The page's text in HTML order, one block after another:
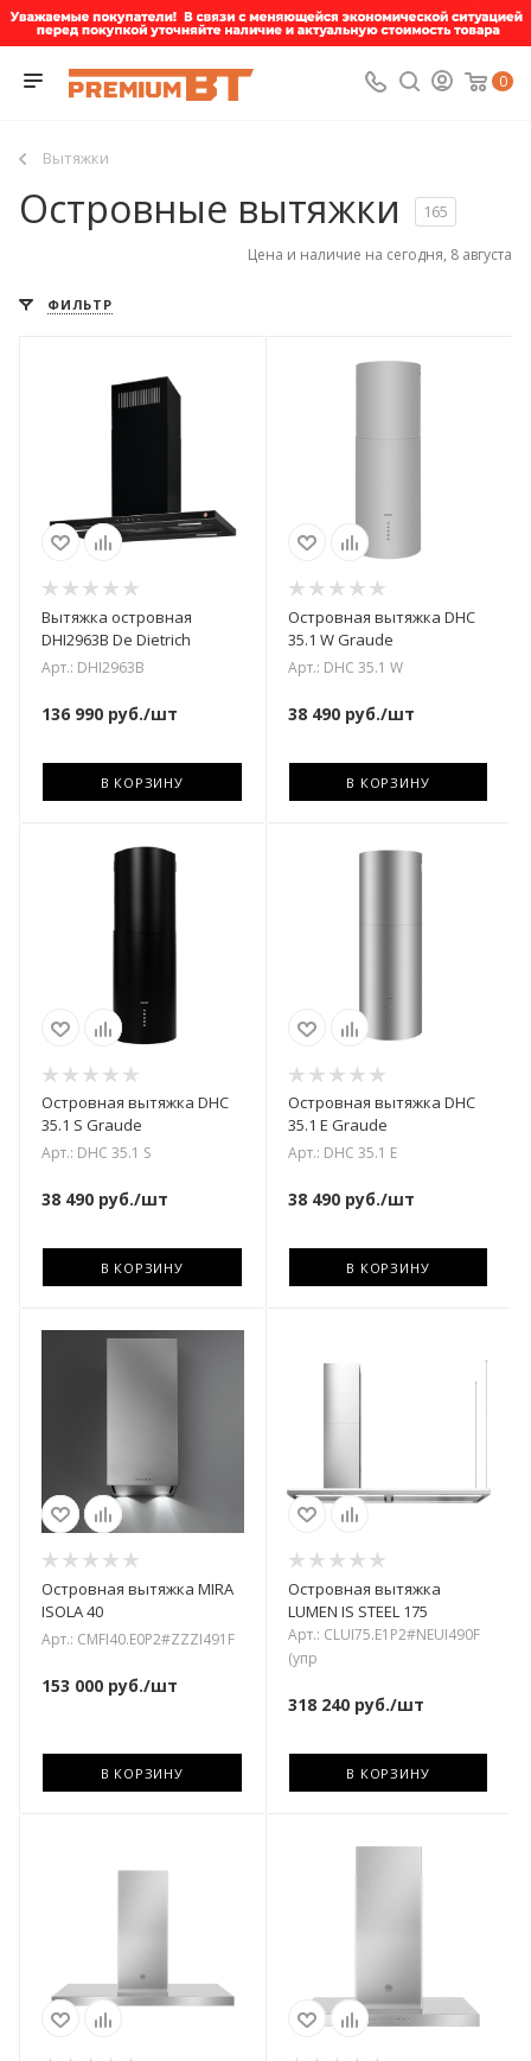
0
Вытяжки
Островные вытяжки 165
Цена и наличие на сегодня, 8 августа
ФИЛЬТР
Вытяжка островная
DHI2963B De Dietrich
Арт.: DHI2963B
136 990 руб./шт
В КОРЗИНУ
Островная вытяжка DHC
35.1 W Graude
Арт.: DHC 35.1 W
38 490руб./шт
В КОРЗИНУ
Островная вытяжка DHC
35.1 S Graude
Арт.: DHC 35.1 S
38 490 руб./шт
В КОРЗИНУ
Островная вытяжка DHC
35.1 E Graude
Арт.: DHC 35.1 E
38 490руб./шт
В КОРЗИНУ
Островная вытяжка MIRA
ISOLA 40
Арт.: CMFI40.E0P2#ZZZI491F
153 000 руб./шт
В КОРЗИНУ
Островная вытяжка
LUMEN IS STEEL 175
Арт.: CLUI75.E1P2#NEUI490F
(упр
318 240руб./шт
В КОРЗИНУ